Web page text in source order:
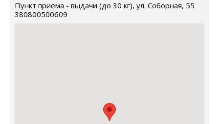
Пункт приема - выдачи (до 30 кг), ул. Соборная, 55
380800500609